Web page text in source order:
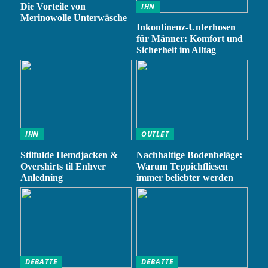
Die Vorteile von
Merinowolle Unterwäsche
IHN
Inkontinenz-Unterhosen
für Männer: Komfort und
Sicherheit im Alltag
IHN
Stilfulde Hemdjacken &
Overshirts til Enhver
Anledning
OUTLET
Nachhaltige Bodenbeläge:
Warum Teppichfliesen
immer beliebter werden
DEBATTE DEBATTE